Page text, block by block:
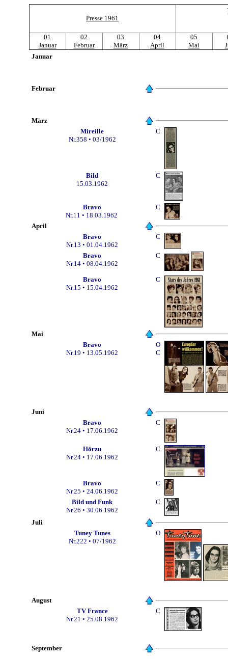
Presse 1961
01
Januar
02
Februar
03
März
04
April
05
Mai
Januar
Februar
März
Mireille
Nr.358 • 03/1962
C
Bild
15.03.1962
C
Bravo
Nr.11 • 18.03.1962
C
April
Bravo
Nr.13 • 01.04.1962
C
Bravo
Nr.14 • 08.04.1962
C
Bravo
Nr.15 • 15.04.1962
C
Mai
Bravo
Nr.19 • 13.05.1962
O
C
Juni
Bravo
Nr.24 • 17.06.1962
C
Hörzu
Nr.24 • 17.06.1962
C
Bravo
Nr.25 • 24.06.1962
C
Bild und Funk
Nr.26 • 30.06.1962
C
Juli
Tuney Tunes
Nr.222 • 07/1962
O
August
TV France
Nr.21 • 25.08.1962
C
September